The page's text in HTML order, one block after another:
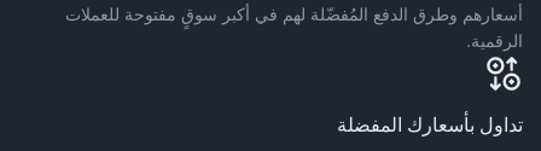
أسعارهم وطرق الدفع المُفضّلة لهم في أكبر سوقٍ مفتوحة للعملات
الرقمية.
تداول بأسعارك المفضلة